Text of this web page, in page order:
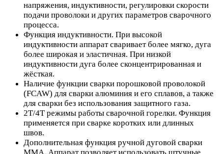
напряжения, индуктивности, регулировки скорости
подачи проволоки и других параметров сварочного
процесса.
Функция индуктивности. При высокой
индуктивности аппарат сваривает более мягко, дуга
более широкая и эластичная. При низкой
индуктивности дуга более сконцентрированная и
жёсткая.
Наличие функции сварки порошковой проволокой
(FCAW) для сварки алюминия и его сплавов, а также
для сварки без использования защитного газа.
2Т/4Т режимы работы сварочной горелки. Функция
применяется при сварке коротких или длинных
швов.
Дополнительная функция ручной дуговой сварки